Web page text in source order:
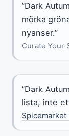
”Dark
mörka
nyanser.”
Curate Your
”Dark
lista, inte
Spicemarket